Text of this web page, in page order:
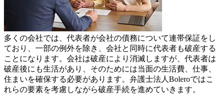
多くの会社では、代表者が会社の債務について連帯保証をし
ており、一部の例外を除き、会社と同時に代表者も破産する
ことになります。会社は破産により消滅しますが、代表者は
破産後にも生活があり、そのためには当面の生活費、仕事、
住まいを確保する必要があります。弁護士法人Boleroではこ
れらの要素を考慮しながら破産手続を進めていきます。